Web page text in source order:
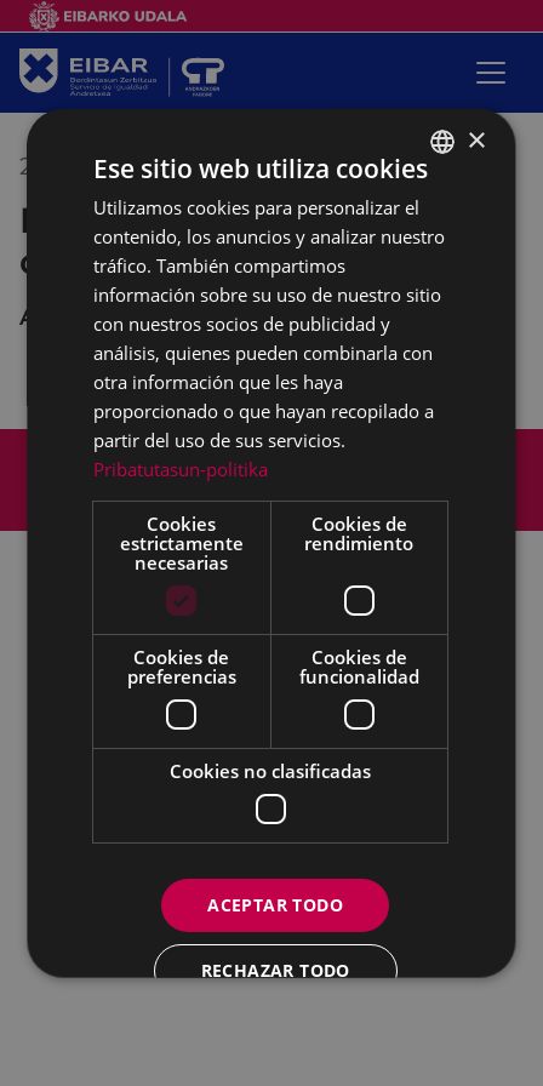
20/02/2020 09:30-11:30
Empalabramiento: clases de
castellano
Andretxea
Mapa del Sitio
Aviso legal
Política de cookies
Accesibilidad
Todas las redes sociales del Ayuntamiento
Eibarko Andretxea - Isasi kalea, 11 | 20600 Eibar
Andretxea: 943 54 39 38
Igualdad: 943 70 84 40
andretxea@eibar.eus
berdintasuna@eibar.eus
IFZ: P2003100A | DIR3 L01200300
BASQUE
SPANISH
×
Ese sitio web utiliza cookies
Utilizamos cookies para personalizar el
contenido, los anuncios y analizar nuestro
tráfico. También compartimos
información sobre su uso de nuestro sitio
con nuestros socios de publicidad y
análisis, quienes pueden combinarla con
otra información que les haya
proporcionado o que hayan recopilado a
partir del uso de sus servicios.
Pribatutasun-politika
Cookies
estrictamente
necesarias
Cookies de
rendimiento
Cookies de
preferencias
Cookies de
funcionalidad
Cookies no clasificadas
ACEPTAR TODO
RECHAZAR TODO